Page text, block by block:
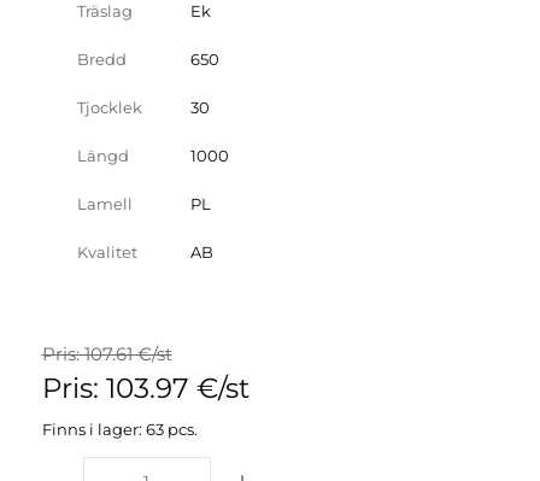
Träslag Ek
Bredd 650
Tjocklek 30
Längd 1000
Lamell PL
Kvalitet AB
Pris: 107.61 €/st
Pris: 103.97 €/st
Finns i lager: 63 pcs.